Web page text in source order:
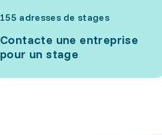
155 adresses de stages
Contacte une entreprise
pour un stage